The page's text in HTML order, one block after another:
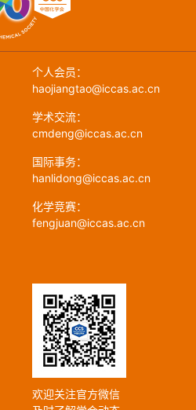
个人会员：
haojiangtao@iccas.ac.cn
学术交流：
cmdeng@iccas.ac.cn
国际事务：
hanlidong@iccas.ac.cn
化学竞赛：
fengjuan@iccas.ac.cn
欢迎关注官方微信